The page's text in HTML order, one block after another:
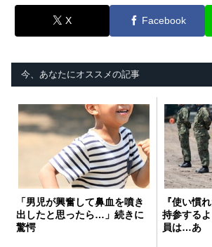
X Facebook
今、あなたにオススメの記事
「男児が興奮して鼻血を噴き
出したと思ったら…」続きに
驚愕
『使い慣
持参する
員は…あ